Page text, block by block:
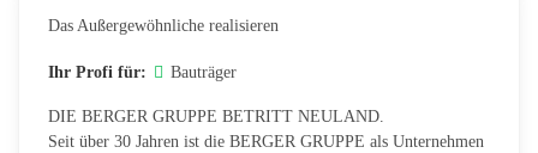
Das Außergewöhnliche realisieren
Ihr Profi für: Bauträger
DIE BERGER GRUPPE BETRITT NEULAND.
Seit über 30 Jahren ist die BERGER GRUPPE als Unternehmen